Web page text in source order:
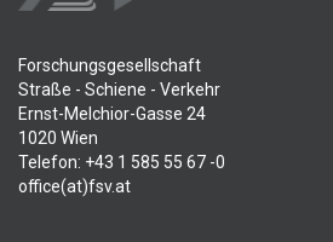
Forschungsgesellschaft
Straße - Schiene - Verkehr
Ernst-Melchior-Gasse 24
1020 Wien
Telefon: +43 1 585 55 67 -0
office(at)fsv.at